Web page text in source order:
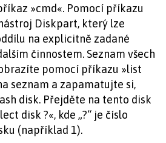
»cmd«. Pomocí příkazu
Diskpart, který lze
na explicitně zadané
činnostem. Seznam všech
pomocí příkazu »list
seznam a zapamatujte si,
disk. Přejděte na tento disk
disk ?«, kde „?“ je číslo
(například 1).